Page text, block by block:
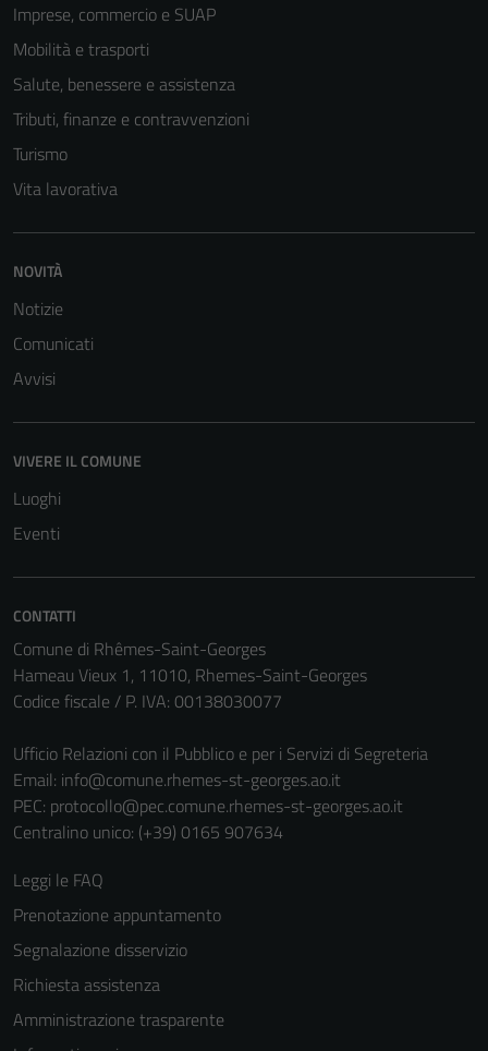
Imprese, commercio e SUAP
Mobilità e trasporti
Salute, benessere e assistenza
Tributi, finanze e contravvenzioni
Turismo
Vita lavorativa
NOVITÀ
Notizie
Comunicati
Avvisi
VIVERE IL COMUNE
Luoghi
Eventi
CONTATTI
Comune di Rhêmes-Saint-Georges
Hameau Vieux 1, 11010, Rhemes-Saint-Georges
Codice fiscale / P. IVA: 00138030077
Ufficio Relazioni con il Pubblico e per i Servizi di Segreteria
Email: info@comune.rhemes-st-georges.ao.it
PEC: protocollo@pec.comune.rhemes-st-georges.ao.it
Centralino unico: (+39) 0165 907634
Leggi le FAQ
Prenotazione appuntamento
Segnalazione disservizio
Richiesta assistenza
Amministrazione trasparente